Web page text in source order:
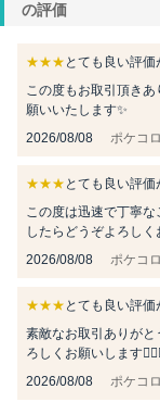
の評価
★★★ とても良い評価
この度もお取引頂き
願いいたします✨️
2026/08/08
ポケコ
★★★ とても良い評価
この度は迅速で丁寧
したらどうぞよろしく
2026/08/08
ポケコ
★★★ とても良い評価
素敵なお取引ありがと
ろしくお願いします
2026/08/08
ポケコ